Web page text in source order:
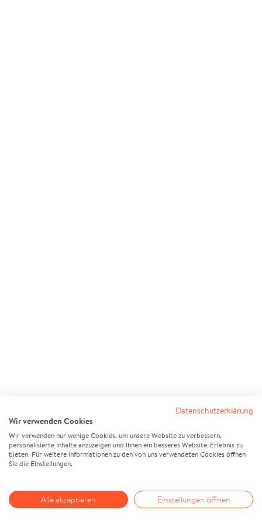
Datenschutzerklärung
Wir verwenden Cookies
Wir verwenden nur wenige Cookies, um unsere Website zu verbessern,
personalisierte Inhalte anzuzeigen und Ihnen ein besseres Website-Erlebnis zu
bieten. Für weitere Informationen zu den von uns verwendeten Cookies öffnen
Sie die Einstellungen.
Alle akzeptieren Einstellungen öffnen